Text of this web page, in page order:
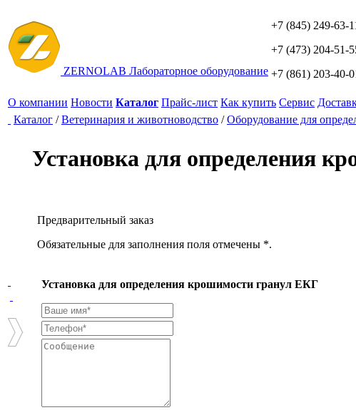
ZERNOLAB Лабораторное оборудование
+7 (845) 249-63-
+7 (473) 204-51-
+7 (861) 203-40-
О компании Новости Каталог Прайс-лист Как купить Сервис
Каталог /Ветеринария и животноводство /Оборудование для
Установка для определения
Предварительный заказ
Обязательные для заполнения поля отмечены *.
Установка для определения крошимости гранул ЕКГ